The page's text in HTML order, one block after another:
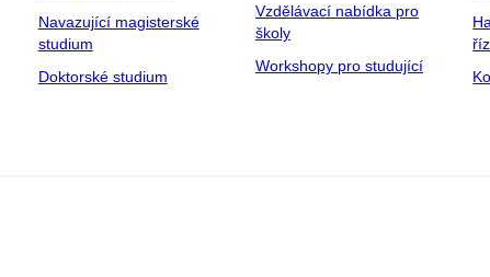
Navazující magisterské
studium
Doktorské studium
Vzdělávací nabídka pro
školy
Workshopy pro studující